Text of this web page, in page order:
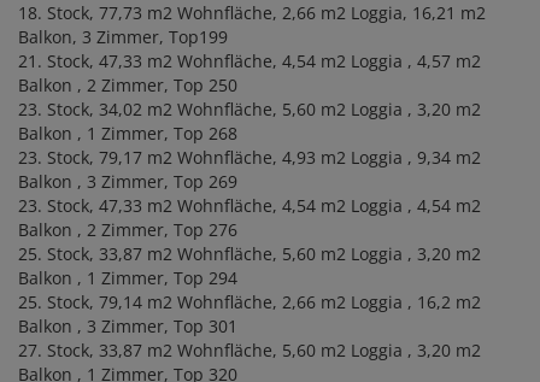
18. Stock, 77,73 m2 Wohnfläche, 2,66 m2 Loggia, 16,21 m2
Balkon, 3 Zimmer, Top199
21. Stock, 47,33 m2 Wohnfläche, 4,54 m2 Loggia , 4,57 m2
Balkon , 2 Zimmer, Top 250
23. Stock, 34,02 m2 Wohnfläche, 5,60 m2 Loggia , 3,20 m2
Balkon , 1 Zimmer, Top 268
23. Stock, 79,17 m2 Wohnfläche, 4,93 m2 Loggia , 9,34 m2
Balkon , 3 Zimmer, Top 269
23. Stock, 47,33 m2 Wohnfläche, 4,54 m2 Loggia , 4,54 m2
Balkon , 2 Zimmer, Top 276
25. Stock, 33,87 m2 Wohnfläche, 5,60 m2 Loggia , 3,20 m2
Balkon , 1 Zimmer, Top 294
25. Stock, 79,14 m2 Wohnfläche, 2,66 m2 Loggia , 16,2 m2
Balkon , 3 Zimmer, Top 301
27. Stock, 33,87 m2 Wohnfläche, 5,60 m2 Loggia , 3,20 m2
Balkon , 1 Zimmer, Top 320